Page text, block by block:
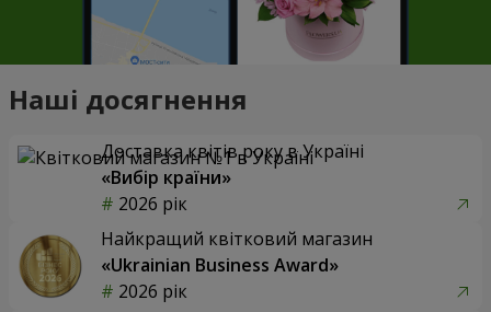
Наші досягнення
Доставка квітів року в Україні
«Вибір країни»
2026 рік
Найкращий квітковий магазин
«Ukrainian Business Award»
2026 рік